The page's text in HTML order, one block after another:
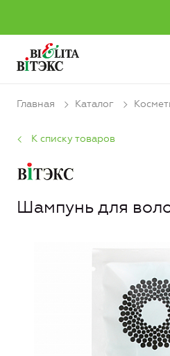
Главная Каталог
К списку товаров
Шампунь для